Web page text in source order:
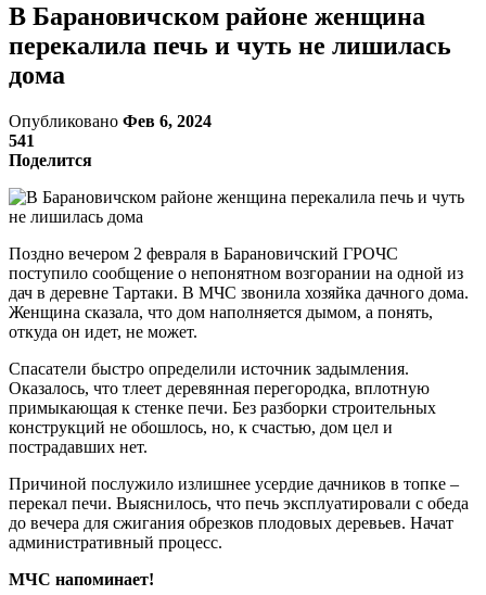
В Барановичском районе женщина
перекалила печь и чуть не лишилась
дома
Опубликовано Фев 6, 2024
541
Поделится
Поздно вечером 2 февраля в Барановичский ГРОЧС
поступило сообщение о непонятном возгорании на одной из
дач в деревне Тартаки. В МЧС звонила хозяйка дачного дома.
Женщина сказала, что дом наполняется дымом, а понять,
откуда он идет, не может.
Спасатели быстро определили источник задымления.
Оказалось, что тлеет деревянная перегородка, вплотную
примыкающая к стенке печи. Без разборки строительных
конструкций не обошлось, но, к счастью, дом цел и
пострадавших нет.
Причиной послужило излишнее усердие дачников в топке –
перекал печи. Выяснилось, что печь эксплуатировали с обеда
до вечера для сжигания обрезков плодовых деревьев. Начат
административный процесс.
МЧС напоминает!